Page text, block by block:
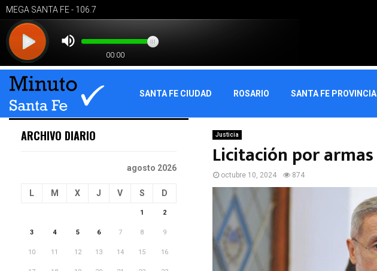
SANTA FE CIUDAD ROSARIO SANTA FE PROVINCIA
Justicia
Licitación por armas
octubre 10, 2024 874
ARCHIVO DIARIO
agosto 2026
L M X J V S D
1 2
3 4 5 6 7 8 9
10 11 12 13 14 15 16